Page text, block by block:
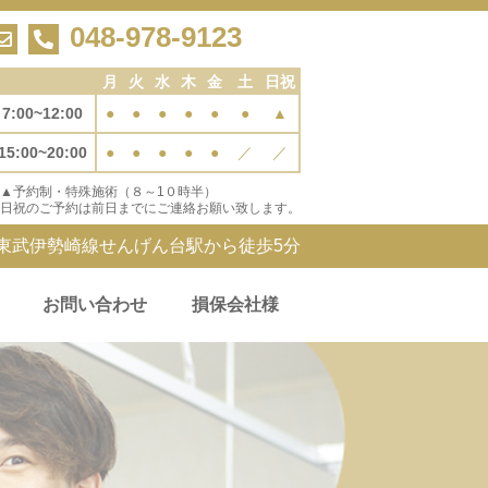
048-978-9123
月 火 水 木 金 土
日祝
7:00~12:00
● ● ● ● ● ● ▲
● ● ● ● ● ／ ／
約制・特殊施術（８～1０時半）
のご予約は前日までにご連絡お願い致します。
武伊勢崎線せんげん台駅から徒歩5分
お問い合わせ 損保会社様